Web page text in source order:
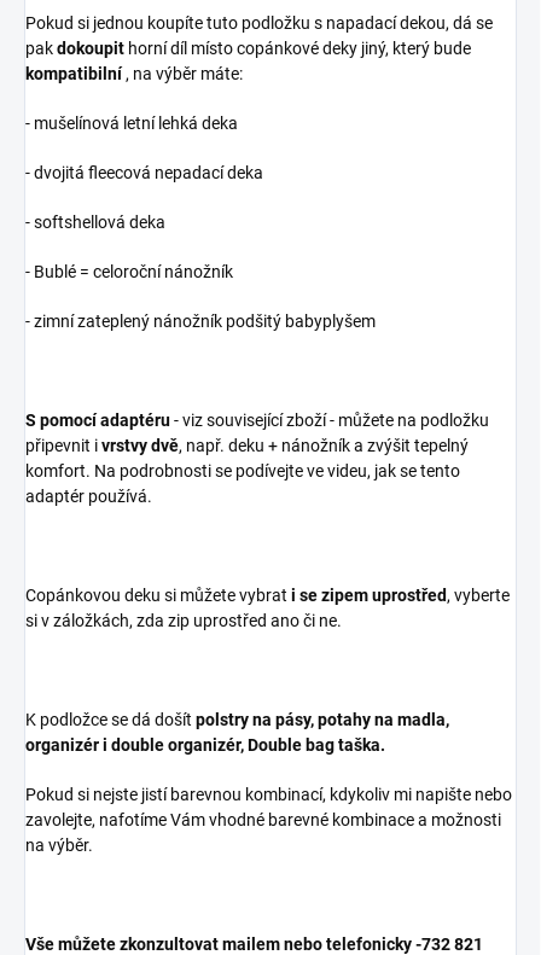
Pokud si jednou koupíte tuto podložku s napadací dekou, dá se
pakdokoupit horní díl místo copánkové deky jiný, který bude
kompatibilní, na výběr máte:
- mušelínová letní lehká deka
- dvojitá fleecová nepadací deka
- softshellová deka
- Bublé = celoroční nánožník
- zimní zateplený nánožník podšitý babyplyšem
S pomocí adaptéru- viz související zboží - můžete na podložku
připevnit ivrstvy dvě, např. deku + nánožník a zvýšit tepelný
komfort. Na podrobnosti se podívejte ve videu, jak se tento
adaptér používá.
Copánkovou deku si můžete vybrat i se zipem uprostřed, vyberte
si v záložkách, zda zip uprostřed ano či ne.
K podložce se dá došít polstry na pásy, potahy na madla,
organizér i double organizér, Double bag taška.
Pokud si nejste jistí barevnou kombinací, kdykoliv mi napište nebo
zavolejte, nafotíme Vám vhodné barevné kombinace a možnosti
na výběr.
Vše můžete zkonzultovat mailem nebo telefonicky -732 821